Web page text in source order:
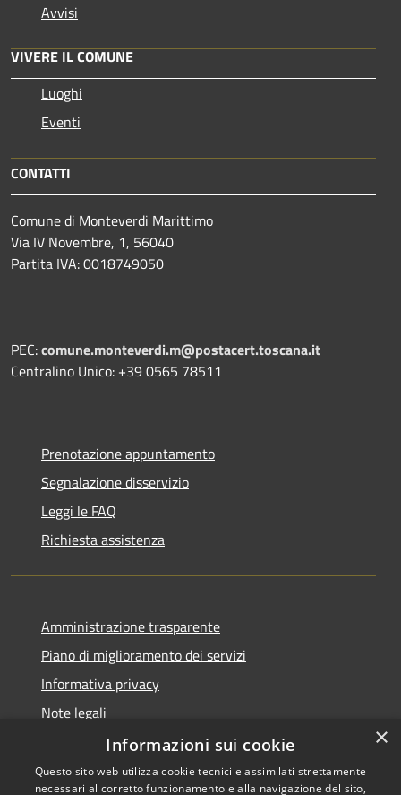
Avvisi
VIVERE IL COMUNE
Luoghi
Eventi
CONTATTI
Comune di Monteverdi Marittimo
Via IV Novembre, 1, 56040
Partita IVA: 0018749050
PEC:comune.monteverdi.m@postacert.toscana.it
Centralino Unico: +39 0565 78511
Prenotazione appuntamento
Segnalazione disservizio
Leggi le FAQ
Richiesta assistenza
Amministrazione trasparente
Piano di miglioramento dei servizi
Informativa privacy
Note legali
Dichiarazione di accessibilità
×
Informazioni sui cookie
Questo sito web utilizza cookie tecnici e assimilati strettamente
necessari al corretto funzionamento e alla navigazione del sito,